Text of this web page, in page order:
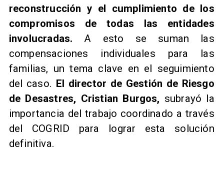
reconstrucción y el cumplimiento de los
compromisos de todas las entidades
involucradas. A esto se suman las
compensaciones individuales para las
familias, un tema clave en el seguimiento
del caso. El director de Gestión de Riesgo
de Desastres, Cristian Burgos, subrayó la
importancia del trabajo coordinado a través
del COGRID para lograr esta solución
definitiva.